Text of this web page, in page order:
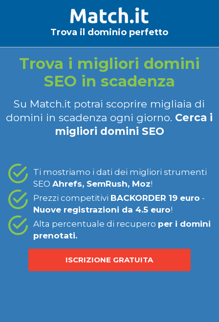
Trova il dominio perfetto
Trova i migliori domini
SEO in scadenza
Su Match.it potrai scoprire migliaia di
domini in scadenza ogni giorno. Cerca i
migliori domini SEO
Ti mostriamo i dati dei migliori strumenti
SEO Ahrefs, SemRush, Moz!
Prezzi competitivi BACKORDER 19 euro -
Nuove registrazioni da 4.5 euro!
Alta percentuale di recupero per i domini
prenotati.
ISCRIZIONE GRATUITA